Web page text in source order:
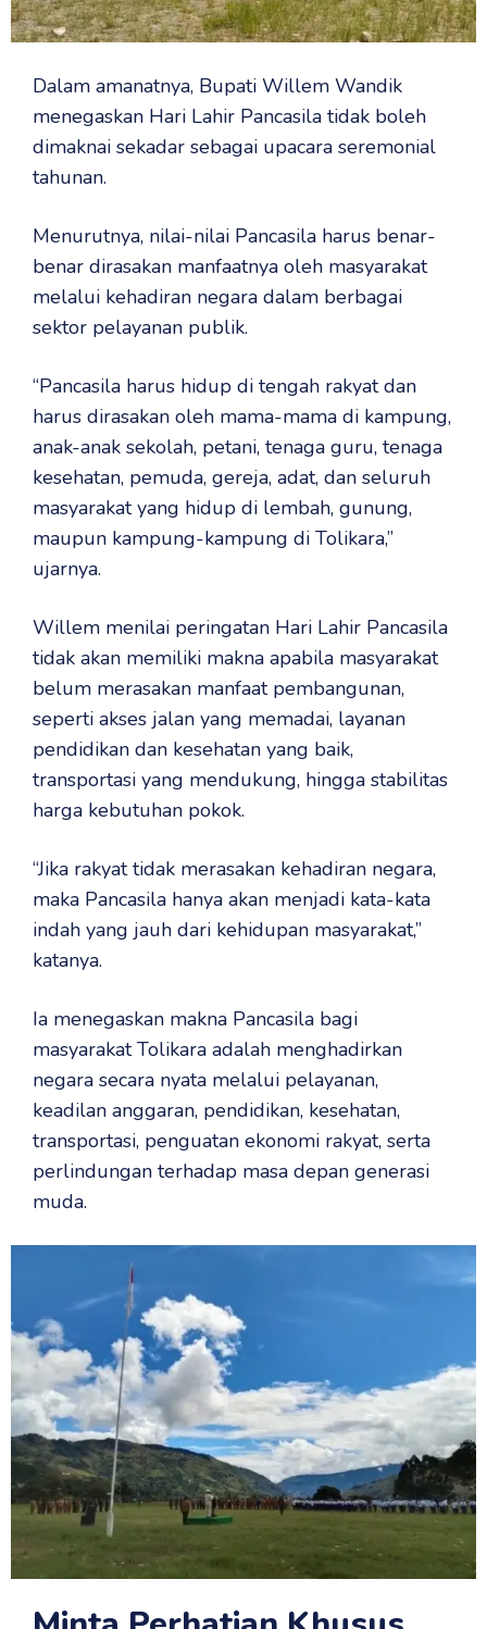
Dalam amanatnya, Bupati Willem Wandik
menegaskan Hari Lahir Pancasila tidak boleh
dimaknai sekadar sebagai upacara seremonial
tahunan.
Menurutnya, nilai-nilai Pancasila harus benar-
benar dirasakan manfaatnya oleh masyarakat
melalui kehadiran negara dalam berbagai
sektor pelayanan publik.
“Pancasila harus hidup di tengah rakyat dan
harus dirasakan oleh mama-mama di kampung,
anak-anak sekolah, petani, tenaga guru, tenaga
kesehatan, pemuda, gereja, adat, dan seluruh
masyarakat yang hidup di lembah, gunung,
maupun kampung-kampung di Tolikara,”
ujarnya.
Willem menilai peringatan Hari Lahir Pancasila
tidak akan memiliki makna apabila masyarakat
belum merasakan manfaat pembangunan,
seperti akses jalan yang memadai, layanan
pendidikan dan kesehatan yang baik,
transportasi yang mendukung, hingga stabilitas
harga kebutuhan pokok.
“Jika rakyat tidak merasakan kehadiran negara,
maka Pancasila hanya akan menjadi kata-kata
indah yang jauh dari kehidupan masyarakat,”
katanya.
Ia menegaskan makna Pancasila bagi
masyarakat Tolikara adalah menghadirkan
negara secara nyata melalui pelayanan,
keadilan anggaran, pendidikan, kesehatan,
transportasi, penguatan ekonomi rakyat, serta
perlindungan terhadap masa depan generasi
muda.